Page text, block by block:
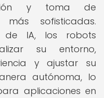
y toma de
sofisticadas.
de IA, los robots
su entorno,
y ajustar su
autónoma, lo
aplicaciones en